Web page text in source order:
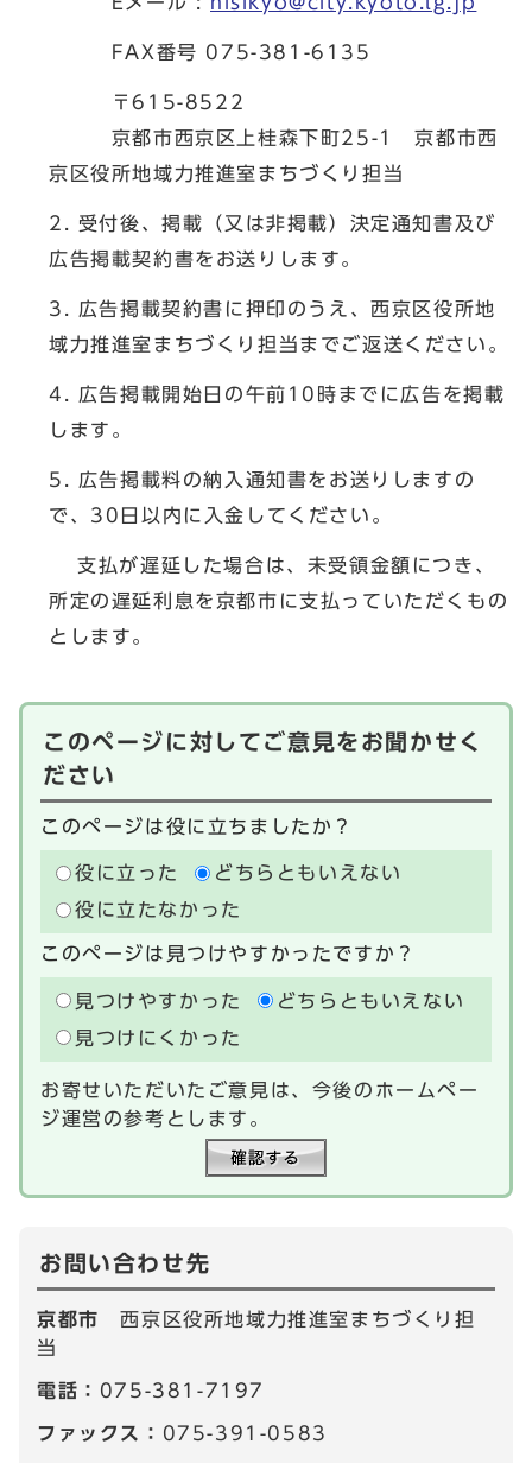
FAX番号 075-381-6135
〒615-8522
京都市西京区上桂森下町25-1 京都市西
京区役所地域力推進室まちづくり担当
2. 受付後、掲載（又は非掲載）決定通知書及び
広告掲載契約書をお送りします。
3. 広告掲載契約書に押印のうえ、西京区役所地
域力推進室まちづくり担当までご返送ください。
4. 広告掲載開始日の午前10時までに広告を掲載
します。
5. 広告掲載料の納入通知書をお送りしますの
で、30日以内に入金してください。
支払が遅延した場合は、未受領金額につき、
所定の遅延利息を京都市に支払っていただくもの
とします。
このページに対してご意見をお聞かせく
ださい
このページは役に立ちましたか？
役に立った
どちらともいえない
役に立たなかった
このページは見つけやすかったですか？
見つけやすかった
どちらともいえない
見つけにくかった
お寄せいただいたご意見は、今後のホームペー
ジ運営の参考とします。
お問い合わせ先
京都市西京区役所地域力推進室まちづくり担
当
電話： 075-381-7197
ファックス： 075-391-0583